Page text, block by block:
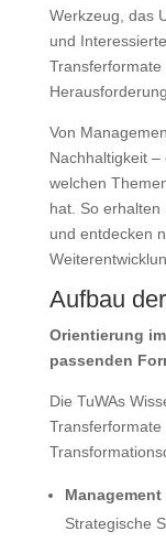
Werkzeug, das
und
Von
Nachhaltigkeit
welchen
hat. So erhalten
und entdecken
Aufbau
Orientierung
passenden
Die TuWAs
Strategische